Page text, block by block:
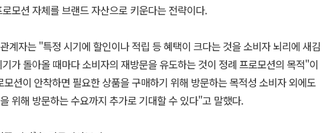
모션 자체를 브랜드 자산으로 키운다는 전략이다.
계자는 "특정 시기에 할인이나 적립 등 혜택이 크다는 것을 소비자 뇌리에 새김
가 돌아올 때마다 소비자의 재방문을 유도하는 것이 정례 프로모션의 목적"이
션이 안착하면 필요한 상품을 구매하기 위해 방문하는 목적성 소비자 외에도
위해 방문하는 수요까지 추가로 기대할 수 있다"고 말했다.